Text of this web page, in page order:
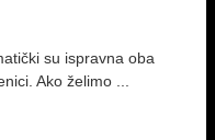
su ispravna oba
Ako želimo ...